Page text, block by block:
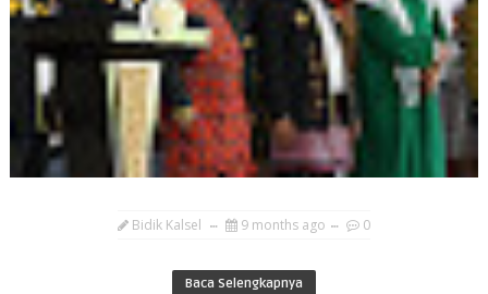
Bidik Kalsel 9 months ago 0
Baca Selengkapnya